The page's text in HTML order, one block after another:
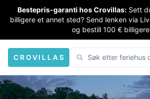
Bestepris-garanti hos Crovillas: Sett
billigere et annet sted? Send lenken via
og bestill 100 €
CROVILLAS